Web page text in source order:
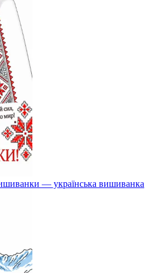
— українська вишиванка